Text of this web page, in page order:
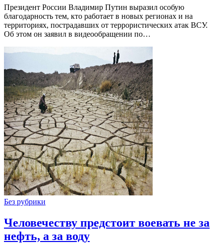
Президент России Владимир Путин выразил особую
благодарность тем, кто работает в новых регионах и на
территориях, пострадавших от террористических атак ВСУ.
Об этом он заявил в видеообращении по…
Без рубрики
Человечеству предстоит воевать не за
нефть, а за воду